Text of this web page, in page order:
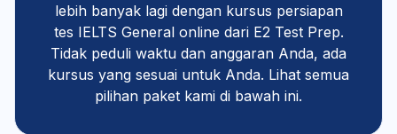
lebih banyak lagi dengan kursus persiapan
tes IELTS General online dari E2 Test Prep.
Tidak peduli waktu dan anggaran Anda, ada
kursus yang sesuai untuk Anda. Lihat semua
pilihan paket kami di bawah ini.